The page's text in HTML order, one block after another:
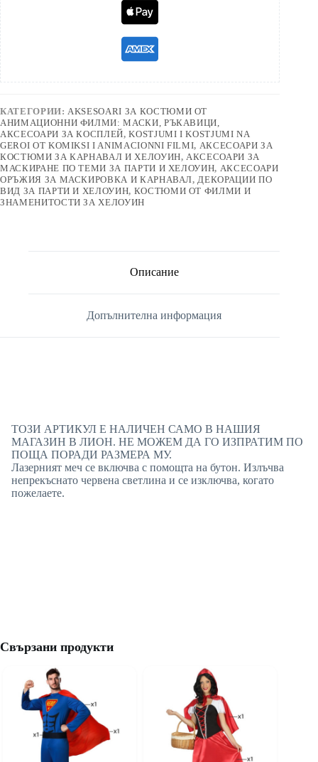
КАТЕГОРИИ: AKSESOARI ЗА КОСТЮМИ ОТ
АНИМАЦИОННИ ФИЛМИ: МАСКИ, РЪКАВИЦИ,
АКСЕСОАРИ ЗА КОСПЛЕЙ,KOSTJUMI I KOSTJUMI NA
GEROI OT KOMIKSI I ANIMACIONNI FILMI, АКСЕСОАРИ ЗА
КОСТЮМИ ЗА КАРНАВАЛ И ХЕЛОУИН, АКСЕСОАРИ ЗА
МАСКИРАНЕ ПО ТЕМИ ЗА ПАРТИ И ХЕЛОУИН, АКСЕСОАРИ
ОРЪЖИЯ ЗА МАСКИРОВКА И КАРНАВАЛ, ДЕКОРАЦИИ ПО
ВИД ЗА ПАРТИ И ХЕЛОУИН, КОСТЮМИ ОТ ФИЛМИ И
ЗНАМЕНИТОСТИ ЗА ХЕЛОУИН
Описание
Допълнителна информация
ТОЗИ АРТИКУЛ Е НАЛИЧЕН САМО В НАШИЯ
МАГАЗИН В ЛИОН. НЕ МОЖЕМ ДА ГО ИЗПРАТИМ ПО
ПОЩА ПОРАДИ РАЗМЕРА МУ.
Лазерният меч се включва с помощта на бутон. Излъчва
непрекъснато червена светлина и се изключва, когато
пожелаете.
Свързани продукти